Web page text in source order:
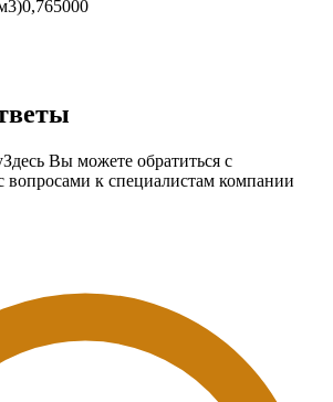
0,765000
Здесь Вы можете обратиться с
к специалистам компании